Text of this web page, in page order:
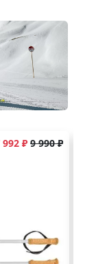
992 ₽ 9 990 ₽